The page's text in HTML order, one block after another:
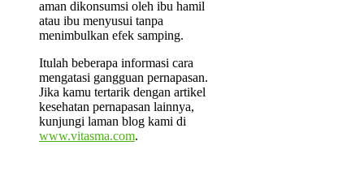
aman dikonsumsi oleh ibu hamil
atau ibu menyusui tanpa
menimbulkan efek samping.
Itulah beberapa informasi cara
mengatasi gangguan pernapasan.
Jika kamu tertarik dengan artikel
kesehatan pernapasan lainnya,
kunjungi laman blog kami di
www.vitasma.com.